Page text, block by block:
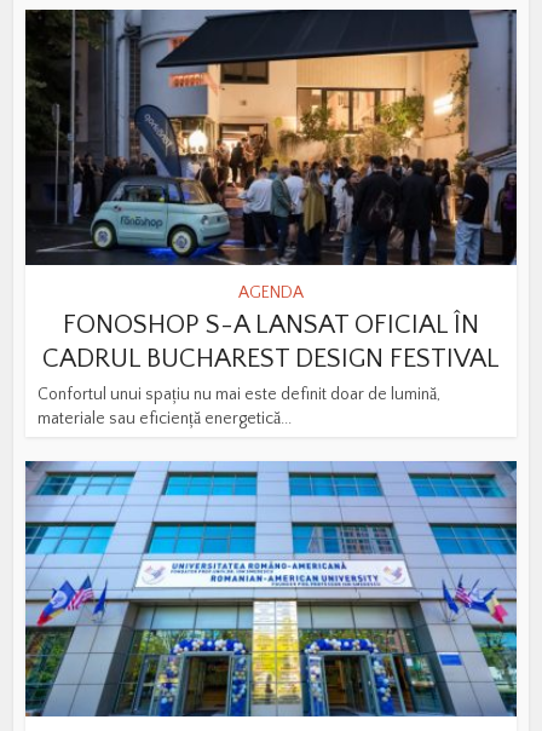
AGENDA
FONOSHOP S-A LANSAT OFICIAL ÎN
CADRUL BUCHAREST DESIGN FESTIVAL
Confortul unui spațiu nu mai este definit doar de lumină,
materiale sau eficiență energetică...